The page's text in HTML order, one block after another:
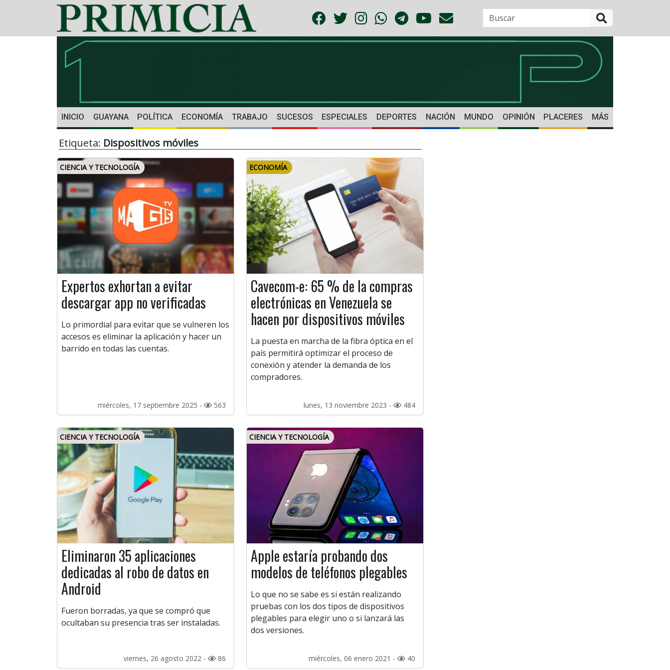
INICIO GUAYANA POLÍTICA ECONOMÍA TRABAJO SUCESOS ESPECIALES DEPORTES NACIÓN MUNDO OPINIÓN PLACERES MÁS
Etiqueta: Dispositivos móviles
CIENCIA Y TECNOLOGÍA
Expertos exhortan a evitar
descargar app no verificadas
Lo primordial para evitar que se vulneren los
accesos es eliminar la aplicación y hacer un
barrido en todas las cuentas.
miércoles, 17 septiembre 2025 - 563
ECONOMÍA
Cavecom-e: 65 % de la compras
electrónicas en Venezuela se
hacen por dispositivos móviles
La puesta en marcha de la fibra óptica en el
país permitirá optimizar el proceso de
conexión y atender la demanda de los
compradores.
lunes, 13 noviembre 2023 - 484
CIENCIA Y TECNOLOGÍA
Eliminaron 35 aplicaciones
dedicadas al robo de datos en
Android
Fueron borradas, ya que se compró que
ocultaban su presencia tras ser instaladas.
viernes, 26 agosto 2022 - 86
CIENCIA Y TECNOLOGÍA
Apple estaría probando dos
modelos de teléfonos plegables
Lo que no se sabe es si están realizando
pruebas con los dos tipos de dispositivos
plegables para elegir uno o si lanzará las
dos versiones.
miércoles, 06 enero 2021 - 40